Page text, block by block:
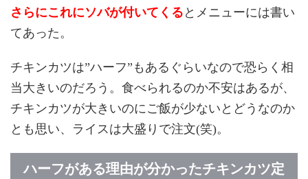
さらにこれにソバが付いてくる とメニューには書い
てあった。
チキンカツは”ハーフ”もあるぐらいなので恐らく相
当大きいのだろう。食べられるのか不安はあるが、
チキンカツが大きいのにご飯が少ないとどうなのか
とも思い、ライスは大盛りで注文(笑)。
ハーフがある理由が分かったチキンカツ定